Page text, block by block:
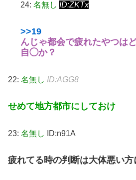
24: 名無し ID:ZKTx
>>19
んじゃ都会で疲れたやつは
自◯か？
22: 名無し ID:AGG8
せめて地方都市にしておけ
23: 名無し ID:n91A
疲れてる時の判断は大体悪い方